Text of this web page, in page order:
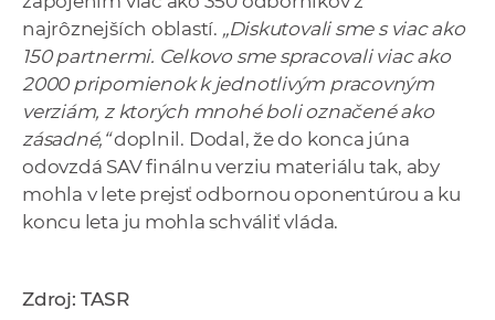
najrôznejších oblastí. „Diskutovali sme s viac ako
150 partnermi. Celkovo sme spracovali viac ako
2000 pripomienok k jednotlivým pracovným
verziám, z ktorých mnohé boli označené ako
zásadné,“doplnil. Dodal, že do konca júna
odovzdá SAV finálnu verziu materiálu tak, aby
mohla v lete prejsť odbornou oponentúrou a ku
koncu leta ju mohla schváliť vláda.
Zdroj: TASR